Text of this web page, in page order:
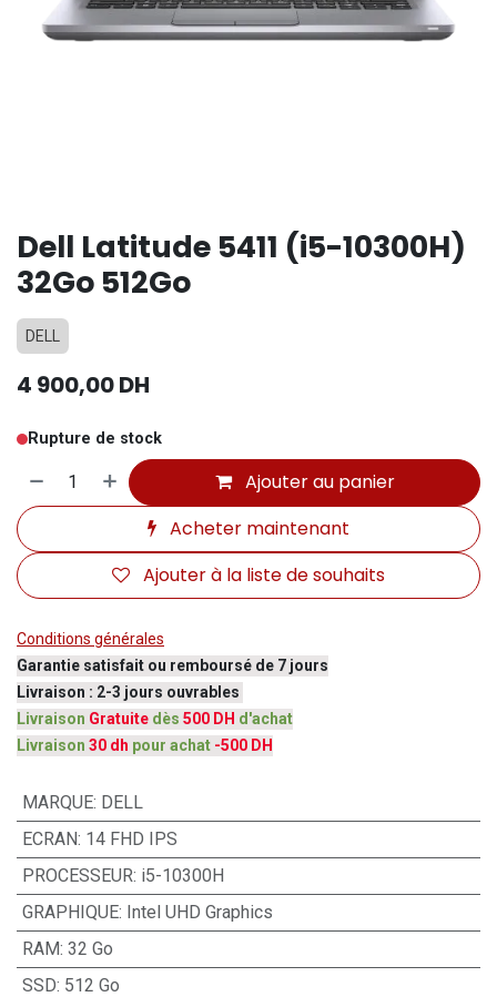
Dell Latitude 5411 (i5-10300H)
32Go 512Go
DELL
4 900,00DH
Rupture de stock
Ajouter au panier
Acheter maintenant
Ajouter à la liste de souhaits
Conditions générales
Garantie satisfait ou remboursé de 7 jours
Livraison : 2-3 jours ouvrables
Livraison Gratuite dès 500 DH d'achat
Livraison 30 dh pour achat -500 DH
MARQUE: DELL
ECRAN: 14 FHD IPS
PROCESSEUR: i5-10300H
GRAPHIQUE: Intel UHD Graphics
RAM: 32 Go
SSD: 512 Go